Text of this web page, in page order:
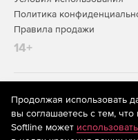
Политика
Правила продажи
14+
На информационном
рекомендательные
предоставления
систематизации и анализа
Продолжая использовать
вы соглашаетесь с тем, что
Softline может